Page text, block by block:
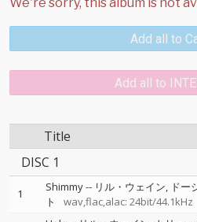
Add all to
Add all to
Title
DISC 1
1 Shimmy-- リル・ウェイン
ドー
ト
wav,flac,alac: 24bit/44.1kHz